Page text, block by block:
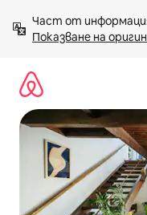
към
съдържанието
Показване на